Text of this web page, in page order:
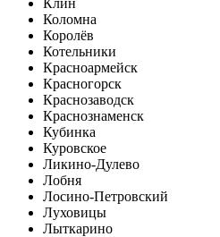
Клин
Коломна
Королёв
Котельники
Красноармейск
Красногорск
Краснозаводск
Краснознаменск
Кубинка
Куровское
Ликино-Дулево
Лобня
Лосино-Петровский
Луховицы
Лыткарино